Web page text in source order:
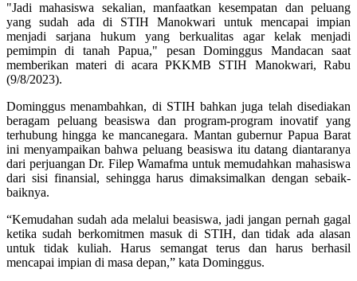
"Jadi mahasiswa sekalian, manfaatkan kesempatan dan peluang
yang sudah ada di STIH Manokwari untuk mencapai impian
menjadi sarjana hukum yang berkualitas agar kelak menjadi
pemimpin di tanah Papua," pesan Dominggus Mandacan saat
memberikan materi di acara PKKMB STIH Manokwari, Rabu
(9/8/2023).
Dominggus menambahkan, di STIH bahkan juga telah disediakan
beragam peluang beasiswa dan program-program inovatif yang
terhubung hingga ke mancanegara. Mantan gubernur Papua Barat
ini menyampaikan bahwa peluang beasiswa itu datang diantaranya
dari perjuangan Dr. Filep Wamafma untuk memudahkan mahasiswa
dari sisi finansial, sehingga harus dimaksimalkan dengan sebaik-
baiknya.
“Kemudahan sudah ada melalui beasiswa, jadi jangan pernah gagal
ketika sudah berkomitmen masuk di STIH, dan tidak ada alasan
untuk tidak kuliah. Harus semangat terus dan harus berhasil
mencapai impian di masa depan,” kata Dominggus.